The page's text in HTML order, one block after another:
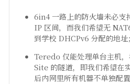
6in4 一路上的防火墙未必支
IP 区间，而我们希望无
到学校 DHCPv6 分配的地址；
Teredo 仅能处理单台主机
Site 的隧道，即我们希望在
后内网里所有机器不单独配